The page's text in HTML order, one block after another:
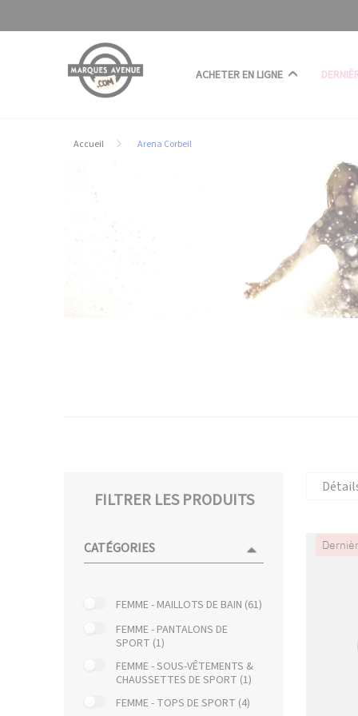
ACHETER EN LIGNE
Accueil Arena Corbeil
FILTRER LES PRODUITS
CATÉGORIES
FEMME - MAILLOTS DE BAIN (61)
FEMME - PANTALONS DE
SPORT (1)
FEMME - SOUS-VÊTEMENTS &
CHAUSSETTES DE SPORT (1)
FEMME - TOPS DE SPORT (4)